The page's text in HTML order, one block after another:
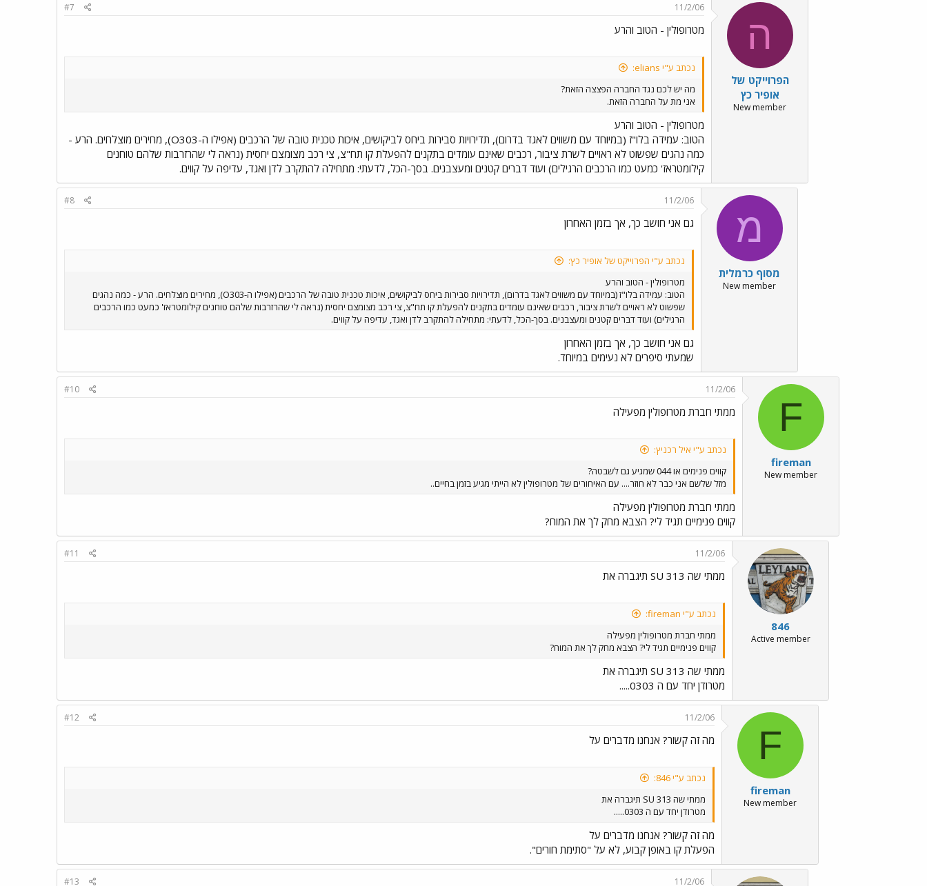
ה
הפרוייקט של
אופיר כץ
New member
11/2/06
#7
מטרופולין - הטוב והרע
נכתב ע"י elians:
מה יש לכם נגד החברה הפצצה הזאת?
אני מת על החברה הזאת.
מטרופולין - הטוב והרע
הטוב: עמידה בלו"ז (במיוחד עם משווים לאגד בדרום), תדירויות סבירות ביחס לביקושים, איכות טכנית טובה של הרכבים (אפילו ה-O303), מחירים מוצלחים. הרע -
כמה נהגים שפשוט לא ראויים לשרת ציבור, רכבים שאינם עומדים בתקנים להפעלת קו תח"צ, צי רכב מצומצם יחסית (נראה לי שהרזרבות שלהם טוחנים
קילומטראז' כמעט כמו הרכבים הרגילים) ועוד דברים קטנים ומעצבנים. בסך-הכל, לדעתי: מתחילה להתקרב לדן ואגד, עדיפה על קווים.
מ
מסוף כרמלית
New member
11/2/06
#8
גם אני חושב כך, אך בזמן האחרון
נכתב ע"י הפרוייקט של אופיר כץ:
מטרופולין - הטוב והרע
הטוב: עמידה בלו"ז (במיוחד עם משווים לאגד בדרום), תדירויות סבירות ביחס לביקושים, איכות טכנית טובה של הרכבים (אפילו ה-O303), מחירים מוצלחים. הרע - כמה נהגים
שפשוט לא ראויים לשרת ציבור, רכבים שאינם עומדים בתקנים להפעלת קו תח"צ, צי רכב מצומצם יחסית (נראה לי שהרזרבות שלהם טוחנים קילומטראז' כמעט כמו הרכבים
הרגילים) ועוד דברים קטנים ומעצבנים. בסך-הכל, לדעתי: מתחילה להתקרב לדן ואגד, עדיפה על קווים.
גם אני חושב כך, אך בזמן האחרון
שמעתי סיפרים לא נעימים במיוחד.
F
fireman
New member
11/2/06
#10
ממתי חברת מטרופולין מפעילה
נכתב ע"י איל רכניץ:
קווים פנימים או 044 שמגיע גם לשבטה?
מזל שלשם אני כבר לא חוזר.... עם האיחורים של מטרופולין לא הייתי מגיע בזמן בחיים..
ממתי חברת מטרופולין מפעילה
קווים פנימיים תגיד לי? הצבא מחק לך את המוח?
846
Active member
11/2/06
#11
ממתי שה SU 313 תיגברה את
נכתב ע"י fireman:
ממתי חברת מטרופולין מפעילה
קווים פנימיים תגיד לי? הצבא מחק לך את המוח?
ממתי שה SU 313 תיגברה את
מטרודן יחד עם ה 0303.....
F
fireman
New member
11/2/06
#12
מה זה קשור? אנחנו מדברים על
נכתב ע"י 846:
ממתי שה SU 313 תיגברה את
מטרודן יחד עם ה 0303.....
מה זה קשור? אנחנו מדברים על
הפעלת קו באופן קבוע, לא על "סתימת חורים".
11/2/06
#13